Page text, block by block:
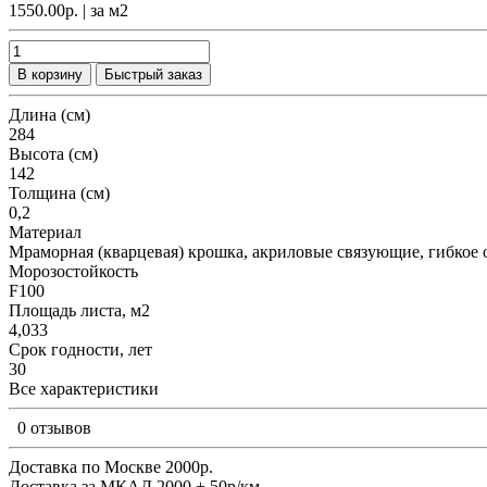
1550.00р. | за м2
В корзину Быстрый заказ
Длина (см)
284
Высота (см)
142
Толщина (см)
0,2
Материал
Мраморная (кварцевая) крошка, акриловые связующие, гибкое
Морозостойкость
F100
Площадь листа, м2
4,033
Срок годности, лет
30
Все характеристики
0 отзывов
Доставка по Москве 2000р.